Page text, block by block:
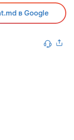
в Google